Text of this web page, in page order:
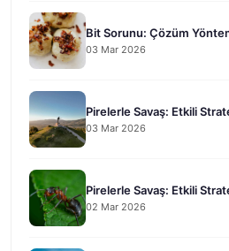
Bit Sorunu: Çözüm
03 Mar 2026
Pirelerle Savaş: Etkili
03 Mar 2026
Pirelerle Savaş: Etkili
02 Mar 2026